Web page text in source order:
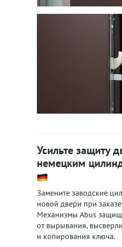
Усильте защиту
немецким
Замените заводские
новой двери при
Механизмы Abus
от вырывания,
и копирования ключа.